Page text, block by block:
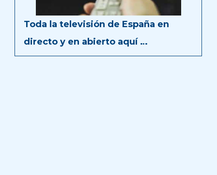
Toda la televisión de España en
directo y en abierto aquí …